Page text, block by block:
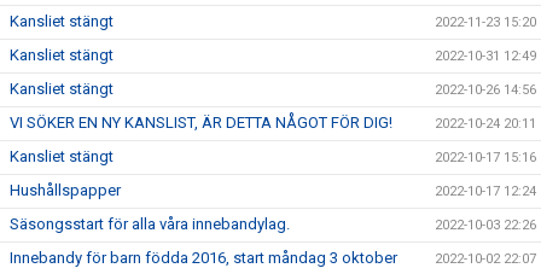
Kansliet stängt 2022-11-23 15:20
Kansliet stängt 2022-10-31 12:49
Kansliet stängt 2022-10-26 14:56
VI SÖKER EN NY KANSLIST, ÄR DETTA NÅGOT FÖR DIG! 2022-10-24 20:11
Kansliet stängt 2022-10-17 15:16
Hushållspapper 2022-10-17 12:24
Säsongsstart för alla våra innebandylag. 2022-10-03 22:26
Innebandy för barn födda 2016, start måndag 3 oktober 2022-10-02 22:07